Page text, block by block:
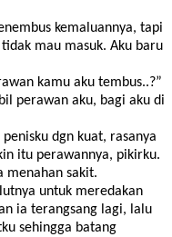
kemaluannya, tapi
mau masuk. Aku baru
kamu aku tembus..?”
perawan aku, bagi aku di
dgn kuat, rasanya
itu perawannya, pikirku.
menahan sakit.
untuk meredakan
ia terangsang lagi, lalu
sehingga batang